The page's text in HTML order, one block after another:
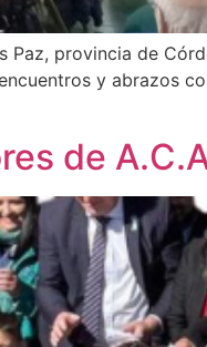
provincia de
y abrazos
de